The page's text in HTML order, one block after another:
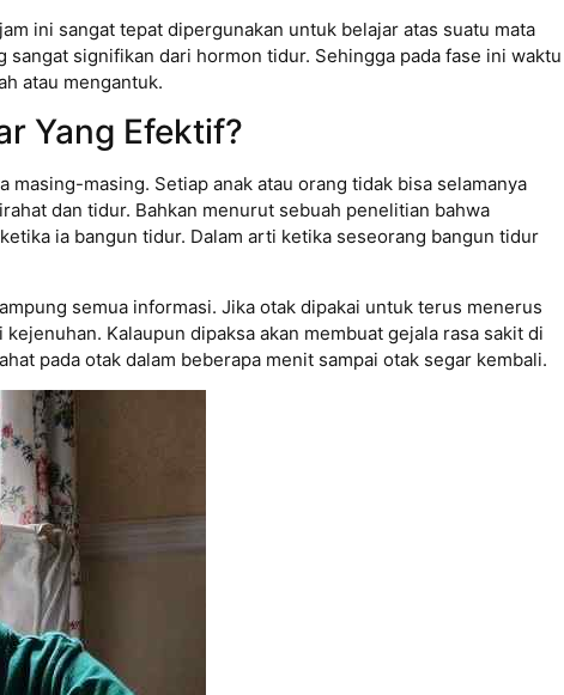
ini sangat tepat dipergunakan untuk belajar atas suatu mata
signifikan dari hormon tidur. Sehingga pada fase ini waktu
atau mengantuk.
Yang Efektif?
masing-masing. Setiap anak atau orang tidak bisa selamanya
dan tidur. Bahkan menurut sebuah penelitian bahwa
ia bangun tidur. Dalam arti ketika seseorang bangun tidur
semua informasi. Jika otak dipakai untuk terus menerus
Kalaupun dipaksa akan membuat gejala rasa sakit di
pada otak dalam beberapa menit sampai otak segar kembali.